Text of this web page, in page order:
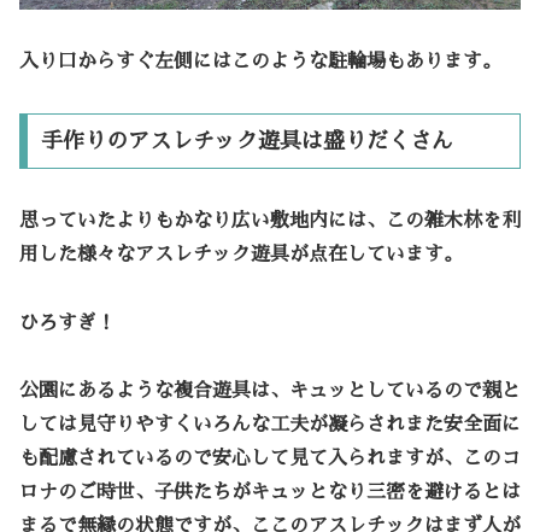
入り口からすぐ左側にはこのような駐輪場もあります。
手作りのアスレチック遊具は盛りだくさん
思っていたよりもかなり広い敷地内には、この雑木林を利
用した様々なアスレチック遊具が点在しています。
ひろすぎ！
公園にあるような複合遊具は、キュッとしているので親と
しては見守りやすくいろんな工夫が凝らされまた安全面に
も配慮されているので安心して見て入られますが、このコ
ロナのご時世、子供たちがキュッとなり三密を避けるとは
まるで無縁の状態ですが、ここのアスレチックはまず人が